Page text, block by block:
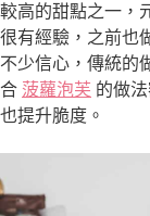
較高的甜點之一，
很有經驗，之前也
不少信心，傳統的
合 菠蘿泡芙 的做
也提升脆度。